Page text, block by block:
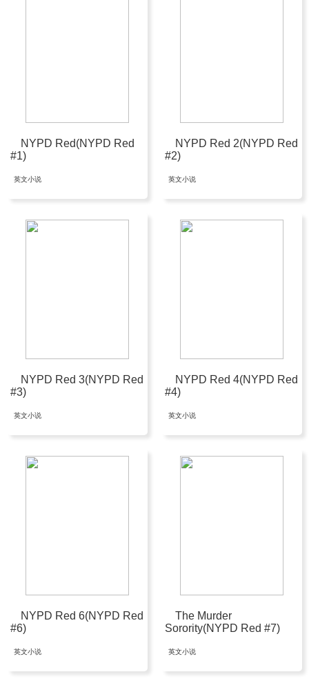
NYPD Red(NYPD Red
#1)
英文小说
NYPD Red 2(NYPD Red
#2)
英文小说
NYPD Red 3(NYPD Red
#3)
英文小说
NYPD Red 4(NYPD Red
#4)
英文小说
NYPD Red 6(NYPD Red
#6)
英文小说
The Murder
Sorority(NYPD Red #7)
英文小说